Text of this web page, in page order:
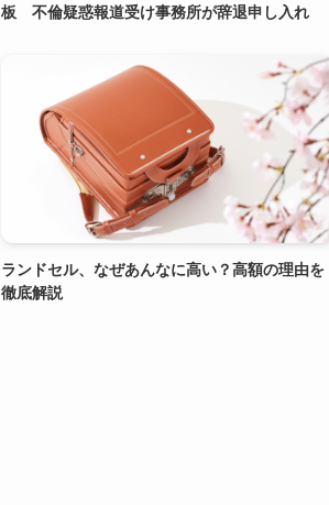
板 不倫疑惑報道受け事務所が辞退申し入れ
ランドセル、なぜあんなに高い？高額の理由を
徹底解説